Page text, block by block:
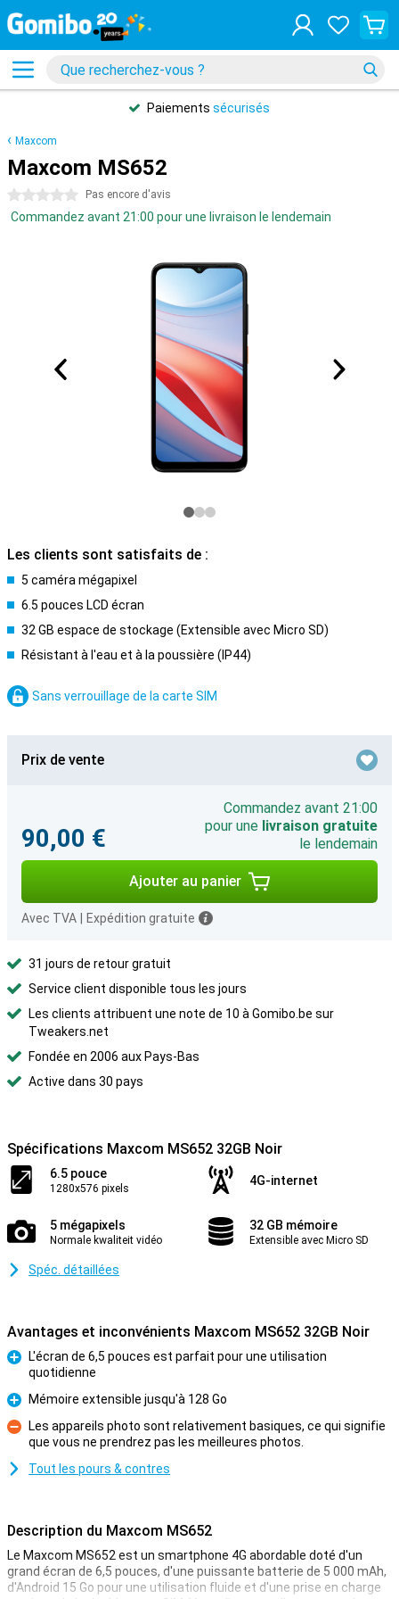
Paiements sécurisés
Maxcom
Maxcom MS652
0 étoiles Pas encore d'avis
Commandez avant 21:00 pour une livraison le lendemain
Les clients sont satisfaits de :
5 caméra mégapixel
6.5 pouces LCD écran
32 GB espace de stockage (Extensible avec Micro SD)
Résistant à l'eau et à la poussière (IP44)
Sans verrouillage de la carte SIM
Prix de vente
90,00 €
Commandez avant 21:00
pour une livraison gratuite
le lendemain
Ajouter au panier
Avec TVA Expédition gratuite
31 jours de retour gratuit
Service client disponible tous les jours
Les clients attribuent une note de 10 à Gomibo.be sur
Tweakers.net
Fondée en 2006 aux Pays-Bas
Active dans 30 pays
Spécifications Maxcom MS652 32GB Noir
6.5 pouce
1280x576 pixels
4G-internet
5 mégapixels
Normale kwaliteit vidéo
32 GB mémoire
Extensible avec Micro SD
Spéc. détaillées
Avantages et inconvénients Maxcom MS652 32GB Noir
Pour
L'écran de 6,5 pouces est parfait pour une utilisation
quotidienne
Pour
Mémoire extensible jusqu'à 128 Go
Contre
Les appareils photo sont relativement basiques, ce qui signifie
que vous ne prendrez pas les meilleures photos.
Tout les pours & contres
Description du Maxcom MS652
Le Maxcom MS652 est un smartphone 4G abordable doté d'un
grand écran de 6,5 pouces, d'une puissante batterie de 5 000 mAh,
d'Android 15 Go pour une utilisation fluide et d'une prise en charge